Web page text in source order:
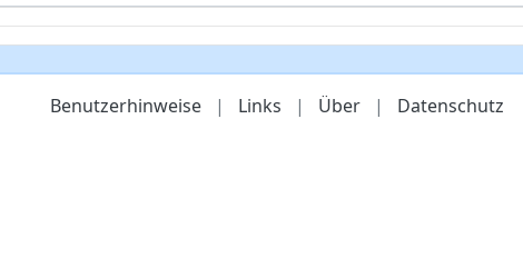
Benutzerhinweise | Links | Über | Datenschutz